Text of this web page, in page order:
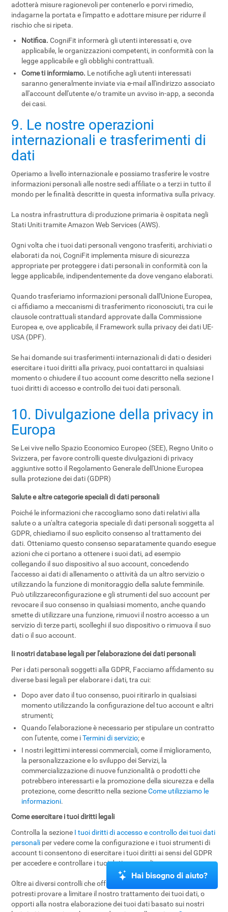
adotterà misure ragionevoli per contenerlo e porvi rimedio,
indagarne la portata e l'impatto e adottare misure per ridurre il
rischio che si ripeta.
Notifica. CogniFit informerà gli utenti interessati e, ove
applicabile, le organizzazioni competenti, in conformità con la
legge applicabile e gli obblighi contrattuali.
Come ti informiamo. Le notifiche agli utenti interessati
saranno generalmente inviate via e-mail all'indirizzo associato
all'account dell'utente e/o tramite un avviso in-app, a seconda
dei casi.
9. Le nostre operazioni
internazionali e trasferimenti di
dati
Operiamo a livello internazionale e possiamo trasferire le vostre
informazioni personali alle nostre sedi affiliate o a terzi in tutto il
mondo per le finalità descritte in questa informativa sulla privacy.
La nostra infrastruttura di produzione primaria è ospitata negli
Stati Uniti tramite Amazon Web Services (AWS).
Ogni volta che i tuoi dati personali vengono trasferiti, archiviati o
elaborati da noi, CogniFit implementa misure di sicurezza
appropriate per proteggere i dati personali in conformità con la
legge applicabile, indipendentemente da dove vengano elaborati.
Quando trasferiamo informazioni personali dall'Unione Europea,
ci affidiamo a meccanismi di trasferimento riconosciuti, tra cui le
clausole contrattuali standard approvate dalla Commissione
Europea e, ove applicabile, il Framework sulla privacy dei dati UE-
USA (DPF).
Se hai domande sui trasferimenti internazionali di dati o desideri
esercitare i tuoi diritti alla privacy, puoi contattarci in qualsiasi
momento o chiudere il tuo account come descritto nella sezione I
tuoi diritti di accesso e controllo dei tuoi dati personali.
10. Divulgazione della privacy in
Europa
Se Lei vive nello Spazio Economico Europeo (SEE), Regno Unito o
Svizzera, per favore controlli queste divulgazioni di privacy
aggiuntive sotto il Regolamento Generale dell'Unione Europea
sulla protezione dei dati (GDPR)
Salute e altre categorie speciali di dati personali
Poiché le informazioni che raccogliamo sono dati relativi alla
salute o a un'altra categoria speciale di dati personali soggetta al
GDPR, chiediamo il suo esplicito consenso al trattamento dei
dati. Otteniamo questo consenso separatamente quando esegue
azioni che ci portano a ottenere i suoi dati, ad esempio
collegando il suo dispositivo al suo account, concedendo
l'accesso ai dati di allenamento o attività da un altro servizio o
utilizzando la funzione di monitoraggio della salute femminile.
Può utilizzareconfigurazione e gli strumenti del suo account per
revocare il suo consenso in qualsiasi momento, anche quando
smette di utilizzare una funzione, rimuovi il nostro accesso a un
servizio di terze parti, scolleghi il suo dispositivo o rimuova il suo
dati o il suo account.
Ii nostri database legali per l'elaborazione dei dati personali
Per i dati personali soggetti alla GDPR, Facciamo affidamento su
diverse basi legali per elaborare i dati, tra cui:
Dopo aver dato il tuo consenso, puoi ritirarlo in qualsiasi
momento utilizzando la configurazione del tuo account e altri
strumenti;
Quando l'elaborazione è necessario per stipulare un contratto
con l'utente, come iTermini di servizio; e
I nostri legittimi interessi commerciali, come il miglioramento,
la personalizzazione e lo sviluppo dei Servizi, la
commercializzazione di nuove funzionalità o prodotti che
potrebbero interessarti e la promozione della sicurezza e della
protezione, come descritto nella sezioneCome utilizziamo le
informazioni.
Come esercitare i tuoi diritti legali
Controlla la sezione I tuoi diritti di accesso e controllo dei tuoi dati
personali per vedere come la configurazione e i tuoi strumenti di
account ti consentono di esercitare i tuoi diritti ai sensi del GDPR
per accedere e controllare i tuoi dati personali.
Oltre ai diversi controlli che offriamo, in determinate circostanze,
potresti provare a limitare il nostro trattamento dei tuoi dati, o
opporti alla nostra elaborazione dei tuoi dati basato sui nostri
Hai bisogno di aiuto?